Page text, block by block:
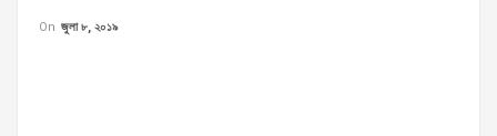
On জুলা ৮, ২০১৯